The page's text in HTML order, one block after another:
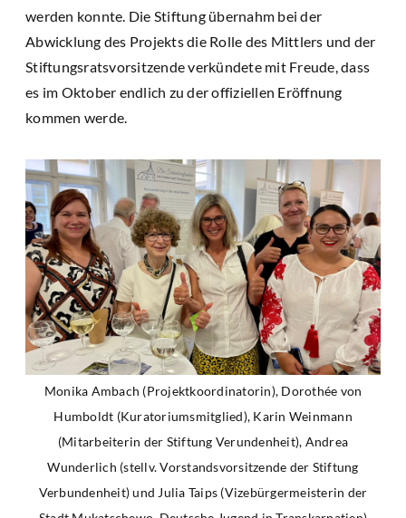
werden konnte. Die Stiftung übernahm bei der
Abwicklung des Projekts die Rolle des Mittlers und der
Stiftungsratsvorsitzende verkündete mit Freude, dass
es im Oktober endlich zu der offiziellen Eröffnung
kommen werde.
Monika Ambach (Projektkoordinatorin), Dorothée von
Humboldt (Kuratoriumsmitglied), Karin Weinmann
(Mitarbeiterin der Stiftung Verundenheit), Andrea
Wunderlich (stellv. Vorstandsvorsitzende der Stiftung
Verbundenheit) und Julia Taips (Vizebürgermeisterin der